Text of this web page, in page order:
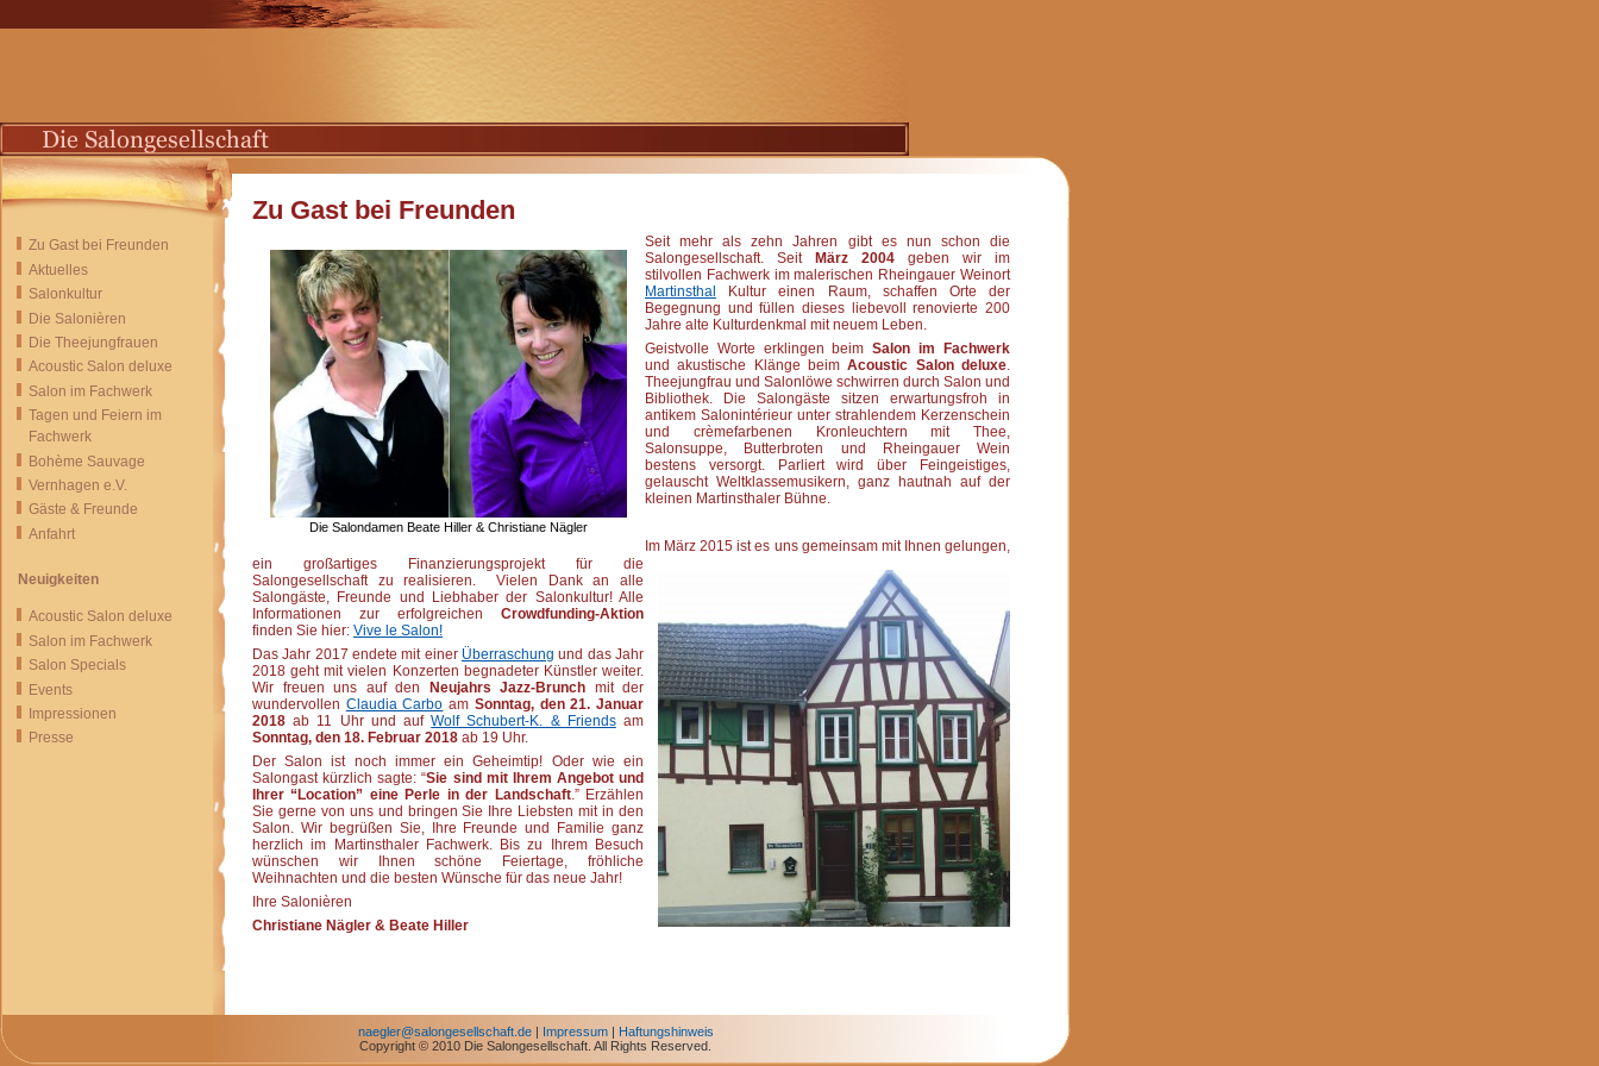
Zu Gast bei Freunden
Aktuelles
Salonkultur
Die Salonièren
Die Theejungfrauen
Acoustic Salon deluxe
Salon im Fachwerk
Tagen und Feiern im
Fachwerk
Bohème Sauvage
Vernhagen e.V.
Gäste & Freunde
Anfahrt
Neuigkeiten
Acoustic Salon deluxe
Salon im Fachwerk
Salon Specials
Events
Impressionen
Presse
Zu Gast bei Freunden
Die Salondamen Beate Hiller & Christiane Nägler
Seit mehr als zehn Jahren gibt es nun schon die
Salongesellschaft. Seit
März 2004 geben wir im
stilvollen Fachwerk im malerischen Rheingauer Weinort
Martinsthal
Kultur einen Raum, schaffen Orte der
Begegnung und füllen dieses liebevoll renovierte 200
Jahre alte Kulturdenkmal mit neuem Leben.
Geistvolle Worte erklingen beimSalon im Fachwerk
und akustische Klänge beimAcoustic Salon deluxe.
Theejungfrau und Salonlöwe schwirren durch Salon und
Bibliothek. Die Salongäste sitzen erwartungsfroh in
antikem Salonintérieur unter strahlendem Kerzenschein
und crèmefarbenen Kronleuchtern mit Thee,
Salonsuppe, Butterbroten und Rheingauer Wein
bestens versorgt. Parliert wird über Feingeistiges,
gelauscht Weltklassemusikern, ganz hautnah auf der
kleinen Martinsthaler Bühne.
Im März 2015 ist es uns gemeinsam mit Ihnen gelungen,
ein großartiges Finanzierungsprojekt für die
Salongesellschaft zu realisieren. Vielen Dank an alle
Salongäste, Freunde und Liebhaber der Salonkultur! Alle
Informationen zur erfolgreichen Crowdfunding-Aktion
finden Sie hier: Vive le Salon!
Das Jahr 2017 endete mit einer Überraschung und das Jahr
2018 geht mit vielen Konzerten begnadeter Künstler weiter.
Wir freuen uns auf den
Neujahrs Jazz-Brunch mit der
wundervollen Claudia Carbo am Sonntag, den 21. Januar
2018 ab 11 Uhr und aufWolf Schubert-K. & Friendsam
Sonntag, den 18. Februar 2018 ab 19 Uhr.
Der Salon ist noch immer ein Geheimtip! Oder wie ein
Salongast kürzlich sagte: “Sie sind mit Ihrem Angebot und
Ihrer “Location” eine Perle in der Landschaft.” Erzählen
Sie gerne von uns und bringen Sie Ihre Liebsten mit in den
Salon. Wir begrüßen Sie, Ihre Freunde und Familie ganz
herzlich im Martinsthaler Fachwerk. Bis zu Ihrem Besuch
wünschen wir Ihnen schöne Feiertage, fröhliche
Weihnachten und die besten Wünsche für das neue Jahr!
Ihre Salonièren
Christiane Nägler & Beate Hiller
naegler@salongesellschaft.de| Impressum|
Haftungshinweis
Copyright © 2010 Die Salongesellschaft. All Rights Reserved.